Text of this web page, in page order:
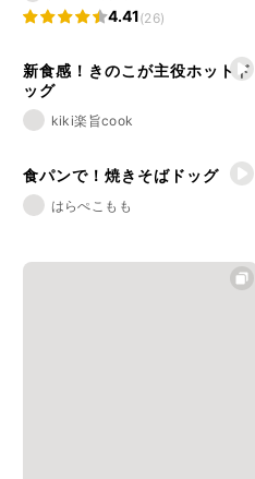
4.41(26)
新食感！きのこが主役ホットド
ッグ
kiki楽旨cook
食パンで！焼きそばドッグ
はらぺこもも